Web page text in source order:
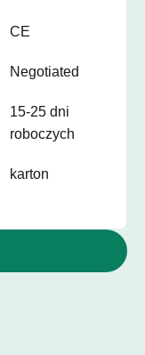
CE
Negotiated
15-25 dni
roboczych
karton